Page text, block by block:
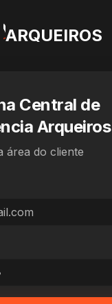
ARQUEIROS
Central de
Arqueiros
área do cliente